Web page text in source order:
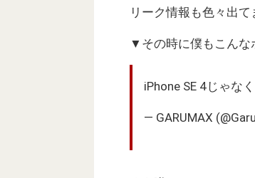
リーク情報も色々出
▼その時に僕もこんな
iPhone SE 4じゃな
— GARUMAX